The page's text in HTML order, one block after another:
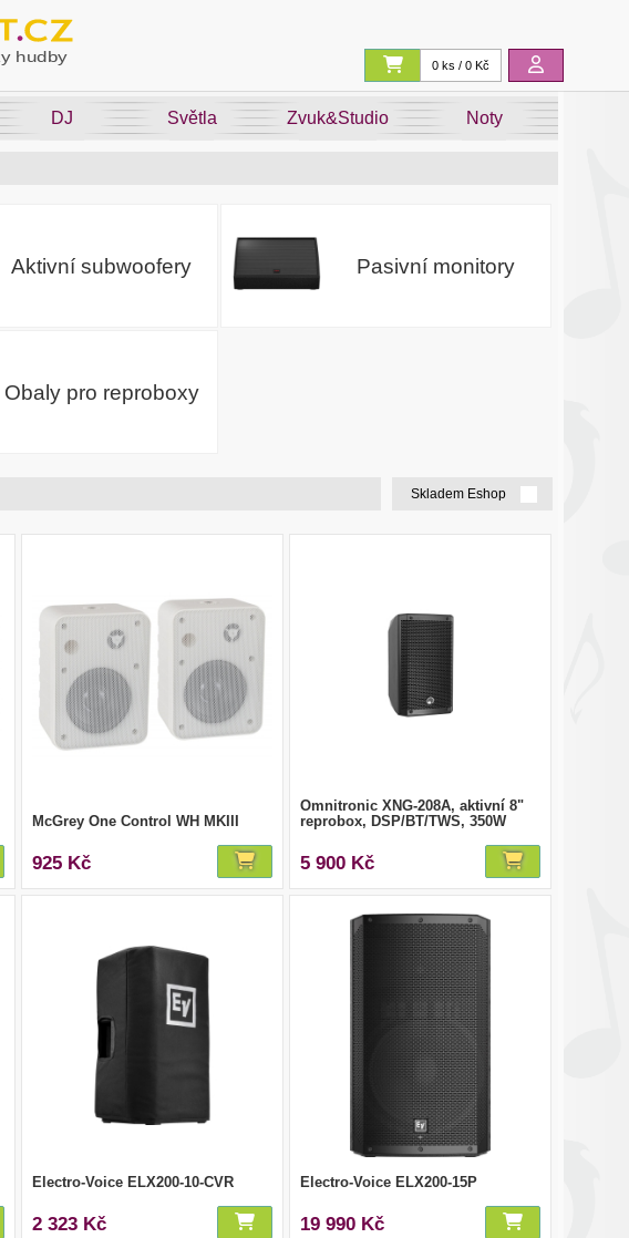
0 ks / 0 Kč
DJ Světla Zvuk&Studio Noty
Aktivní subwoofery Pasivní monitory
Obaly pro reproboxy
Skladem Eshop
McGrey One Control WH MKIII
925 Kč
Omnitronic XNG-208A, aktivní 8"
reprobox, DSP/BT/TWS, 350W
5 900 Kč
Electro-Voice ELX200-10-CVR
2 323 Kč
Electro-Voice ELX200-15P
19 990 Kč